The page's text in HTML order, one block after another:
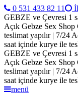
0 531 433 82 11
GEBZE ve Çevresi 1
Açık Gebze Sex Shop
teslimat yapılır | 7/24
saat içinde kurye ile
GEBZE ve Çevresi 1
Açık Gebze Sex Shop
teslimat yapılır | 7/24
saat içinde kurye ile
menü